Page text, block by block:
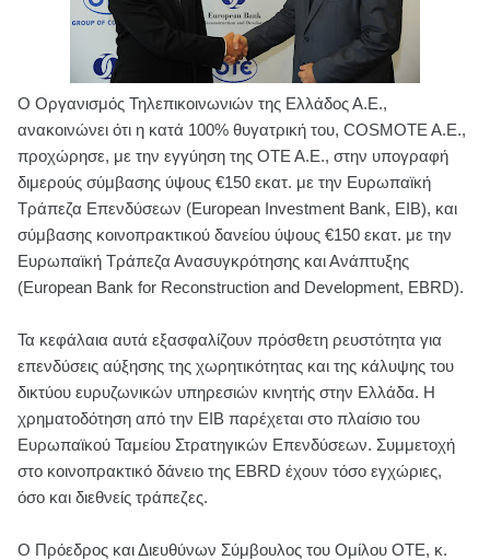
Ο Οργανισμός Τηλεπικοινωνιών της Ελλάδος Α.Ε.,
ανακοινώνει ότι η κατά 100% θυγατρική του, COSMOTE A.E.,
προχώρησε, με την εγγύηση της ΟΤΕ Α.Ε., στην υπογραφή
διμερούς σύμβασης ύψους €150 εκατ. με την Ευρωπαϊκή
Τράπεζα Επενδύσεων (European Investment Bank, EIB), και
σύμβασης κοινοπρακτικού δανείου ύψους €150 εκατ. με την
Ευρωπαϊκή Τράπεζα Ανασυγκρότησης και Ανάπτυξης
(European Bank for Reconstruction and Development, EBRD).
Τα κεφάλαια αυτά εξασφαλίζουν πρόσθετη ρευστότητα για
επενδύσεις αύξησης της χωρητικότητας και της κάλυψης του
δικτύου ευρυζωνικών υπηρεσιών κινητής στην Ελλάδα. Η
χρηματοδότηση από την EIB παρέχεται στο πλαίσιο του
Ευρωπαϊκού Ταμείου Στρατηγικών Επενδύσεων. Συμμετοχή
στο κοινοπρακτικό δάνειο της EBRD έχουν τόσο εγχώριες,
όσο και διεθνείς τράπεζες.
Ο Πρόεδρος και Διευθύνων Σύμβουλος του Ομίλου ΟΤΕ, κ.